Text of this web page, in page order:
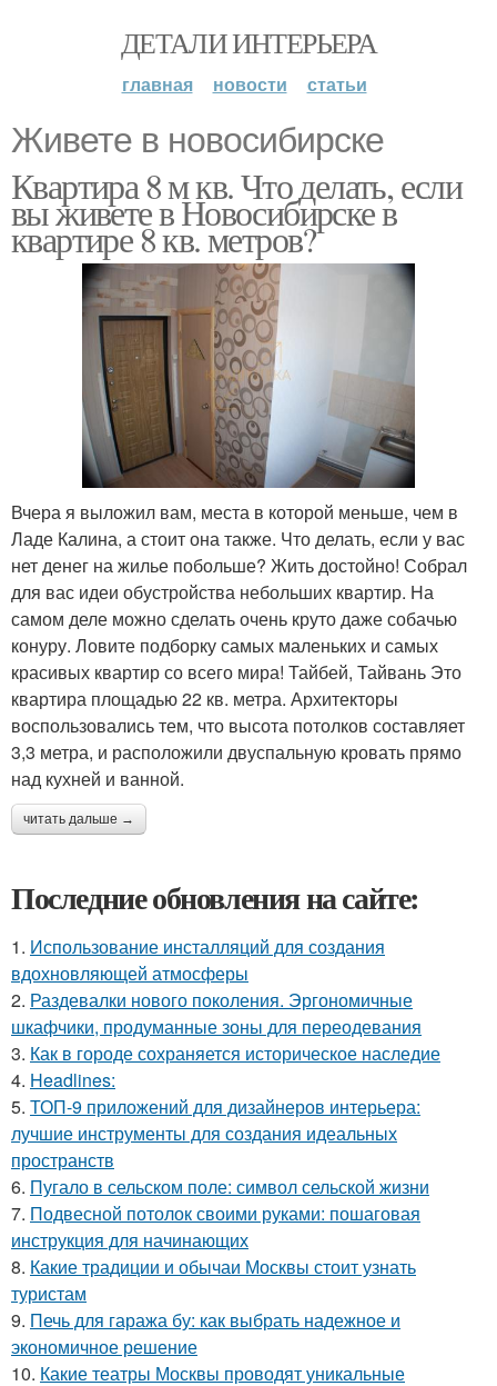
ДЕТАЛИ ИНТЕРЬЕРА
главная новости статьи
Живете в новосибирске
Квартира 8 м кв. Что делать, если
вы живете в Новосибирске в
квартире 8 кв. метров?
Вчера я выложил вам, места в которой меньше, чем в
Ладе Калина, а стоит она также. Что делать, если у вас
нет денег на жилье побольше? Жить достойно! Собрал
для вас идеи обустройства небольших квартир. На
самом деле можно сделать очень круто даже собачью
конуру. Ловите подборку самых маленьких и самых
красивых квартир со всего мира! Тайбей, Тайвань Это
квартира площадью 22 кв. метра. Архитекторы
воспользовались тем, что высота потолков составляет
3,3 метра, и расположили двуспальную кровать прямо
над кухней и ванной.
читать дальше →
Последние обновления на сайте:
1. Использование инсталляций для создания
вдохновляющей атмосферы
2. Раздевалки нового поколения. Эргономичные
шкафчики, продуманные зоны для переодевания
3. Как в городе сохраняется историческое наследие
4. Headlines:
5. ТОП-9 приложений для дизайнеров интерьера:
лучшие инструменты для создания идеальных
пространств
6. Пугало в сельском поле: символ сельской жизни
7. Подвесной потолок своими руками: пошаговая
инструкция для начинающих
8. Какие традиции и обычаи Москвы стоит узнать
туристам
9. Печь для гаража бу: как выбрать надежное и
экономичное решение
10. Какие театры Москвы проводят уникальные